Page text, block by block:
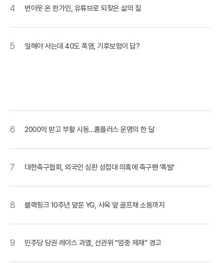
4 번아웃 온 한가인, 유튜브로 되찾은 삶의 질
5 일해야 사는데 40도 폭염, 기후보험이 답?
6 2000억 받고 부활 시동…홈플러스 운명의 한 달
7 대한축구협회, 외국인 심판 성접대 의혹에 축구팬 ‘폭발’
8 블랙핑크 10주년 앞둔 YG, 사옥 앞 골프채 소동까지
9 민주당 당권 레이스 과열, 선관위 “엄중 제재” 경고